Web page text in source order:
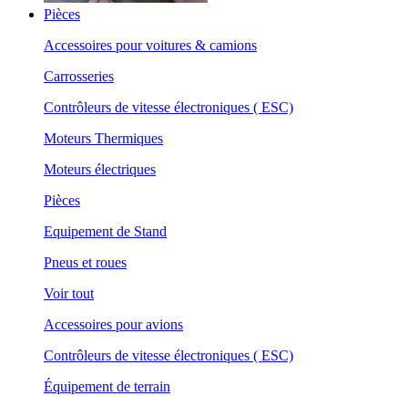
Pièces
Accessoires pour voitures & camions
Carrosseries
Contrôleurs de vitesse électroniques ( ESC)
Moteurs Thermiques
Moteurs électriques
Pièces
Equipement de Stand
Pneus et roues
Voir tout
Accessoires pour avions
Contrôleurs de vitesse électroniques ( ESC)
Équipement de terrain